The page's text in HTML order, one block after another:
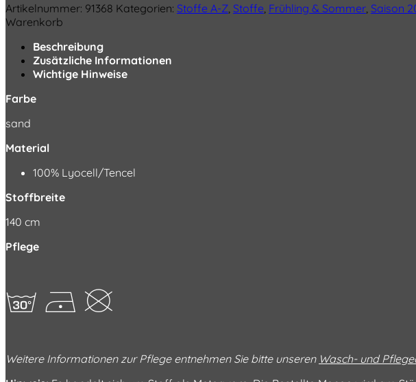
Artikelnummer: 91368 Kategorien: Stoffe A-Z Stoffe Frühling & Sommer Saison
Warenkorb
Beschreibung
Zusätzliche Informationen
Wichtige Hinweise
Farbe
sand
Material
100% Lyocell/Tencel
Stoffbreite
140 cm
Pflege
gDK
Weitere Informationen zur Pflege entnehmen Sie bitte unseren Wasch- und